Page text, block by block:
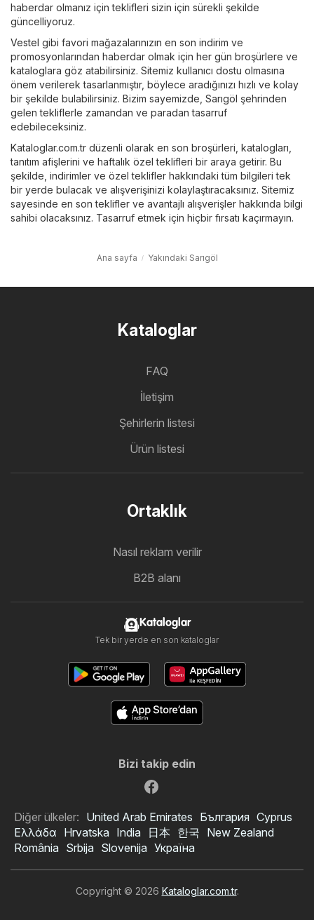
haberdar olmanız için teklifleri sizin için sürekli şekilde
güncelliyoruz.
Vestel gibi favori mağazalarınızın en son indirim ve
promosyonlarından haberdar olmak için her gün broşürlere ve
kataloglara göz atabilirsiniz. Sitemiz kullanıcı dostu olmasına
önem verilerek tasarlanmıştır, böylece aradığınızı hızlı ve kolay
bir şekilde bulabilirsiniz. Bizim sayemizde, Sarıgöl şehrinden
gelen tekliflerle zamandan ve paradan tasarruf
edebileceksiniz.
Kataloglar.com.tr düzenli olarak en son broşürleri, katalogları,
tanıtım afişlerini ve haftalık özel teklifleri bir araya getirir. Bu
şekilde, indirimler ve özel teklifler hakkındaki tüm bilgileri tek
bir yerde bulacak ve alışverişinizi kolaylaştıracaksınız. Sitemiz
sayesinde en son teklifler ve avantajlı alışverişler hakkında bilgi
sahibi olacaksınız. Tasarruf etmek için hiçbir fırsatı kaçırmayın.
Ana sayfa Yakındaki Sarıgöl
Kataloglar
FAQ
İletişim
Şehirlerin listesi
Ürün listesi
Ortaklık
Nasıl reklam verilir
B2B alanı
Kataloglar
Tek bir yerde en son kataloglar
Bizi takip edin
Diğer ülkeler: United Arab Emirates България Cyprus
Ελλάδα Hrvatska India 日本 한국 New Zealand
România Srbija Slovenija Україна
Copyright © 2026 Kataloglar.com.tr.